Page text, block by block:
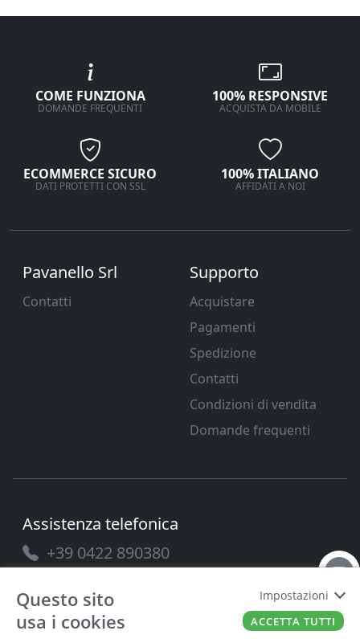
COME FUNZIONA
DOMANDE FREQUENTI
100% RESPONSIVE
ACQUISTA DA MOBILE
ECOMMERCE SICURO
DATI PROTETTI CON SSL
100% ITALIANO
AFFIDATI A NOI
Pavanello Srl
Contatti
Supporto
Acquistare
Pagamenti
Spedizione
Contatti
Condizioni di vendita
Domande frequenti
Assistenza telefonica
+39 0422 890380
Questo sito
usa i cookies
Impostazioni
ACCETTA TUTTI